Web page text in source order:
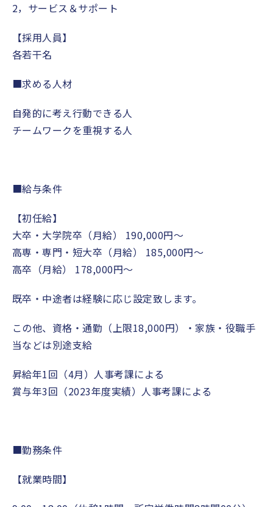
2，サービス＆サポート
【採用人員】
各若干名
■求める人材
自発的に考え行動できる人
チームワークを重視する人
■給与条件
【初任給】
大卒・大学院卒（月給）
190,000円〜
高専・専門・短大卒（月給）
185,000円〜
高卒（月給）
178,000円〜
既卒・中途者は経験に応じ設定致します。
この他、資格・通勤（上限18,000円）・家族・ 役職手
当などは別途支給
昇給年1回（4月）人事考課による
賞与年3回（2023年度実績）人事考課による
■勤務条件
【就業時間】